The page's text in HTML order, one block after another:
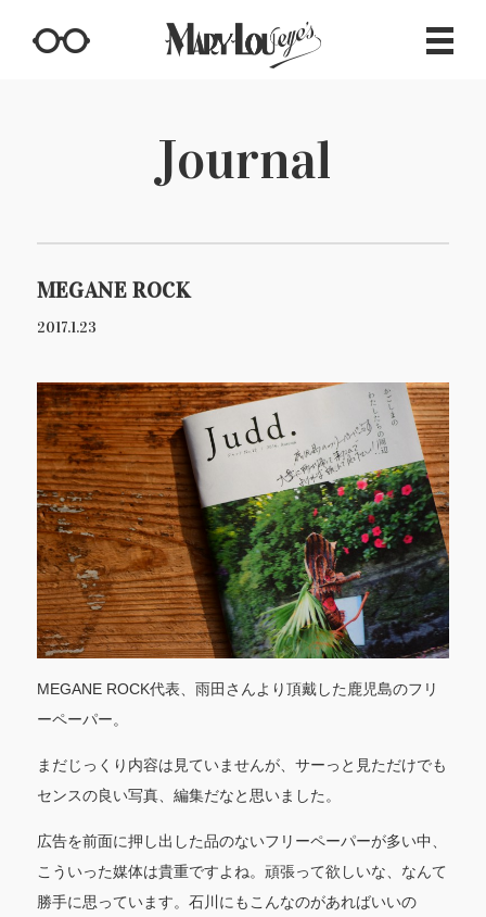
Journal
MEGANE ROCK
2017.1.23
MEGANE ROCK代表、雨田さんより頂戴した鹿児島のフリ
ーペーパー。
まだじっくり内容は見ていませんが、サーっと見ただけでも
センスの良い写真、編集だなと思いました。
広告を前面に押し出した品のないフリーペーパーが多い中、
こういった媒体は貴重ですよね。頑張って欲しいな、なんて
勝手に思っています。石川にもこんなのがあればいいの